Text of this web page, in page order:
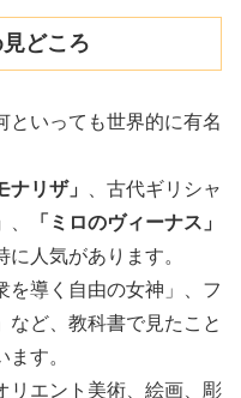
どころ
といっても世界的に有名
ナリザ」
、古代ギリシャ
「ミロのヴィーナス」
人気があります。
を導く自由の女神」、フ
など、教科書で見たこと
す。
リエント美術、絵画、彫